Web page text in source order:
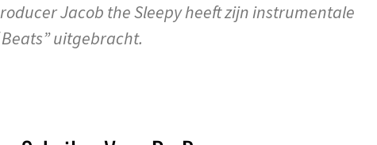
Jacob the Sleepy heeft zijn instrumentale
uitgebracht.